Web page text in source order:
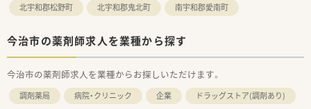
北宇和郡松野町
北宇和郡鬼北町 南宇和郡愛南町
今治市の薬剤師求人を業種から探す
今治市の薬剤師求人を業種からお探しいただけます。
調剤薬局 病院・クリニック 企業 ドラッグストア(調剤あり)